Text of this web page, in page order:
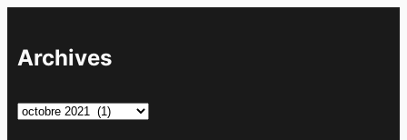
Archives
A